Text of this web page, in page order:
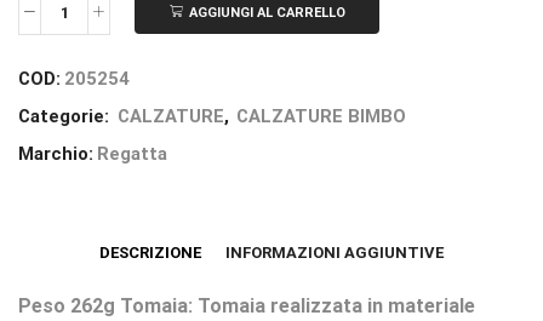
AGGIUNGI AL CARRELLO
COD: 205254
Categorie: CALZATURE, CALZATURE BIMBO
Marchio: Regatta
DESCRIZIONE INFORMAZIONI AGGIUNTIVE
Peso 262g Tomaia: Tomaia realizzata in materiale